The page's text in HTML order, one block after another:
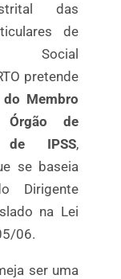
das
de
Social
pretende
Membro
Órgão de
de IPSS,
se baseia
Dirigente
na Lei
06.
ser uma